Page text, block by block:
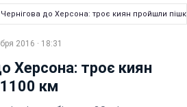
Чернігова до Херсона: троє киян пройшли
2016 · 18:31
Херсона: троє киян
км